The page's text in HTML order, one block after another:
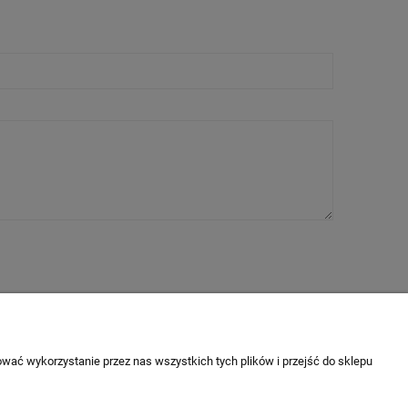
wykorzystanie przez nas wszystkich tych plików i przejść do sklepu